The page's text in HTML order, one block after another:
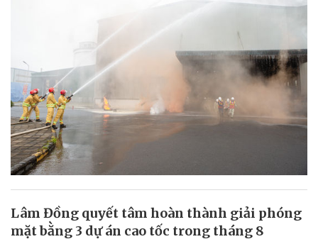
Lâm Đồng quyết tâm hoàn thành giải phóng
mặt bằng 3 dự án cao tốc trong tháng 8